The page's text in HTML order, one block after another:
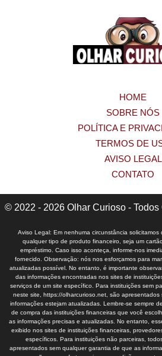
HOME
SOBRE NÓS
POLÍTICA E
TERMOS DE
AVISO LEGAL
CONTATO
© 2022 - 2026 Olhar Curioso -
Aviso Legal: Em nenhuma circunstância
qualquer tipo de produto financeiro, seja um
empréstimo. Caso isso aconteça, informe-nos
fornecido. Observação: nós nos esforçamos para
atualizadas possível. No entanto, é importante
das informações encontradas nos sites de
serviços de um site específico. Para instituições sem
neste site, https://olharcurioso.net, são
informações estejam atualizadas. Lembre-se sempre
de compra das instituições financeiras que você
as informações precisas e atualizadas. No entanto,
exibido nos sites de instituições financeiras,
específicos. Para instituições não parceiras,
apresentados sem qualquer garantia de que as